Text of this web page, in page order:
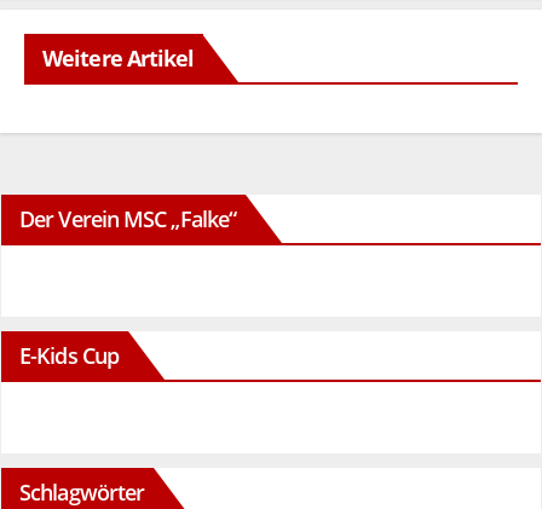
Weitere Artikel
Der Verein MSC „Falke“
E-Kids Cup
Schlagwörter